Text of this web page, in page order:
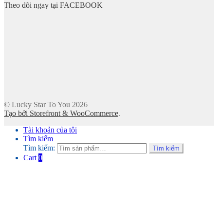
Theo dõi ngay tại FACEBOOK
© Lucky Star To You 2026
Tạo bởi Storefront & WooCommerce.
Tài khoản của tôi
Tìm kiếm
Tìm kiếm:
Tìm kiếm
Cart 0